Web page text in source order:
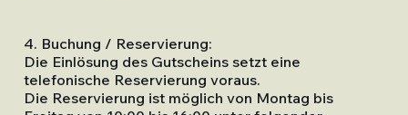
4. Buchung / Reservierung:
Die Einlösung des Gutscheins setzt eine
telefonische Reservierung voraus.
Die Reservierung ist möglich von Montag bis